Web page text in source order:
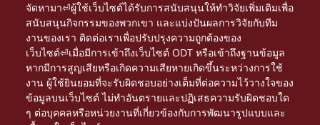
จัดหามา⏎ผู้ใช้เว็บไซต์ได้รับการสนับสนุนให้ทำวิจัยเพิ่มเติมเพื่อ
สนับสนุนกิจกรรมของพวกเขา และแบ่งปันผลการวิจัยกับทีม
งานของเรา ติดต่อเราเพื่อปรับปรุงความถูกต้องของ
เว็บไซต์⏎เมื่อมีการเข้าถึงเว็บไซต์ ODT หรือเข้าถึงฐานข้อมูล
หากมีการสูญเสียหรือเกิดความเสียหายเกิดขึ้นระหว่างการใช้
งาน ผู้ใช้ยินยอมที่จะรับผิดชอบอย่างเต็มที่ต่อความไว้วางใจของ
ข้อมูลบนเว็บไซต์ ไม่ทำอันตรายและปฏิเสธความรับผิดชอบใด
ๆ ต่อบุคคลหรือหน่วยงานที่เกี่ยวข้องกับการพัฒนารูปแบบและ